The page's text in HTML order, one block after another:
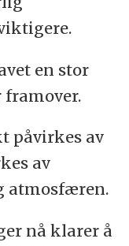
en stor
påvirkes av
av
atmosfæren.
nå klarer å